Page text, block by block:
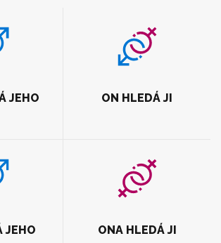
JEHO ON HLEDÁ JI
JEHO ONA HLEDÁ JI